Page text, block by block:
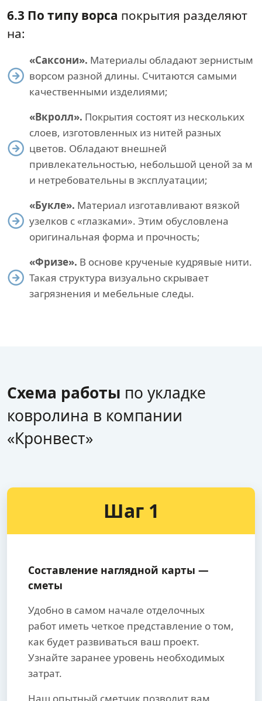
6.3 По типу ворса покрытия разделяют
на:
«Саксони». Материалы обладают зернистым
ворсом разной длины. Считаются самыми
качественными изделиями;
«Вкролл». Покрытия состоят из нескольких
слоев, изготовленных из нитей разных
цветов. Обладают внешней
привлекательностью, небольшой ценой за м
и нетребовательны в эксплуатации;
«Букле». Материал изготавливают вязкой
узелков с «глазками». Этим обусловлена
оригинальная форма и прочность;
«Фризе». В основе крученые кудрявые нити.
Такая структура визуально скрывает
загрязнения и мебельные следы.
Схема работы по укладке
ковролина в компании
«Кронвест»
Шаг 1
Составление наглядной карты —
сметы
Удобно в самом начале отделочных
работ иметь четкое представление о том,
как будет развиваться ваш проект.
Узнайте заранее уровень необходимых
затрат.